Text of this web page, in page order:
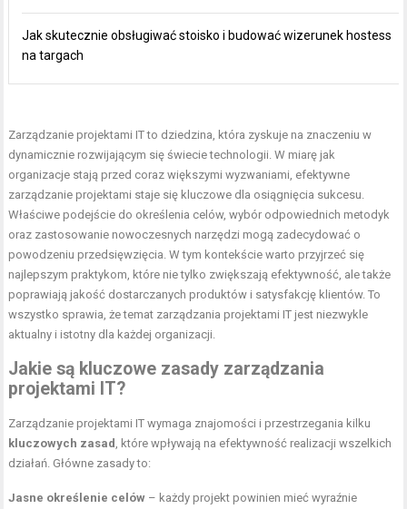
Jak skutecznie obsługiwać stoisko i budować wizerunek hostess
na targach
Zarządzanie projektami IT to dziedzina, która zyskuje na znaczeniu w
dynamicznie rozwijającym się świecie technologii. W miarę jak
organizacje stają przed coraz większymi wyzwaniami, efektywne
zarządzanie projektami staje się kluczowe dla osiągnięcia sukcesu.
Właściwe podejście do określenia celów, wybór odpowiednich metodyk
oraz zastosowanie nowoczesnych narzędzi mogą zadecydować o
powodzeniu przedsięwzięcia. W tym kontekście warto przyjrzeć się
najlepszym praktykom, które nie tylko zwiększają efektywność, ale także
poprawiają jakość dostarczanych produktów i satysfakcję klientów. To
wszystko sprawia, że temat zarządzania projektami IT jest niezwykle
aktualny i istotny dla każdej organizacji.
Jakie są kluczowe zasady zarządzania
projektami IT?
Zarządzanie projektami IT wymaga znajomości i przestrzegania kilku
kluczowych zasad
, które wpływają na efektywność realizacji wszelkich
działań. Główne zasady to:
Jasne określenie celów – każdy projekt powinien mieć wyraźnie